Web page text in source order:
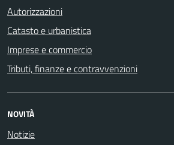
Autorizzazioni
Catasto e urbanistica
Imprese e commercio
Tributi, finanze e contravvenzioni
NOVITÀ
Notizie